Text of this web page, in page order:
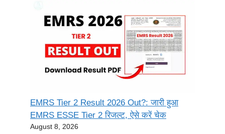
EMRS Tier 2 Result 2026 Out?: जारी हुआ
EMRS ESSE Tier 2 रिजल्ट, ऐसे करें चेक
August 8, 2026